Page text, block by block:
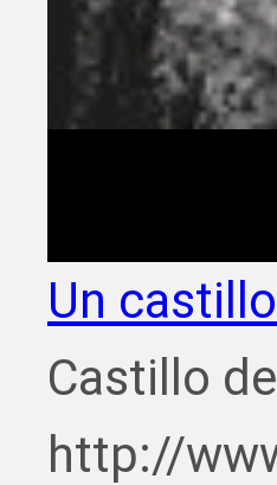
Un
Castillo
http://